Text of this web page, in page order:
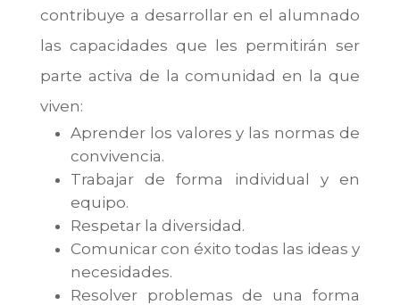
contribuye a desarrollar en el alumnado
las capacidades que les permitirán ser
parte activa de la comunidad en la que
viven:
Aprender los valores y las normas de
convivencia.
Trabajar de forma individual y en
equipo.
Respetar la diversidad.
Comunicar con éxito todas las ideas y
necesidades.
Resolver problemas de una forma